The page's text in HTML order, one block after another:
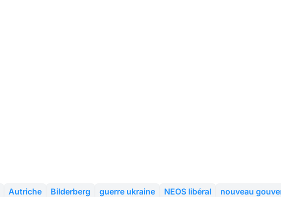
Autriche Bilderberg guerre ukraine NEOS libéral nouveau